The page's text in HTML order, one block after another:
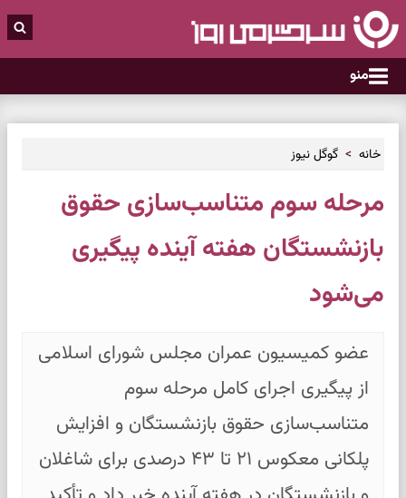
منو
خانه گوگل نیوز
مرحله سوم متناسب‌سازی حقوق
بازنشستگان هفته آینده پیگیری
می‌شود
عضو کمیسیون عمران مجلس شورای اسلامی
از پیگیری اجرای کامل مرحله سوم
متناسب‌سازی حقوق بازنشستگان و افزایش
پلکانی معکوس ۲۱ تا ۴۳ درصدی برای شاغلان